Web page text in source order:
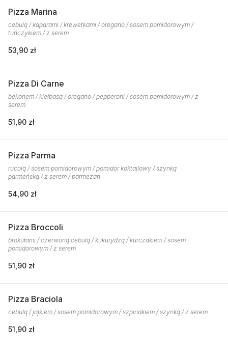
Pizza Marina
cebulą / kaparami / krewetkami / oregano / sosem pomidorowym /
tuńczykiem / z serem
53,90 zł
Pizza Di Carne
bekonem / kiełbasą / oregano / pepperoni / sosem pomidorowym / z
serem
51,90 zł
Pizza Parma
rucolą / sosem pomidorowym / pomidor koktajlowy / szynką
parmeńską / z serem / parmezan
54,90 zł
Pizza Broccoli
brokułami / czerwoną cebulą / kukurydzą / kurczakiem / sosem
pomidorowym / z serem
51,90 zł
Pizza Braciola
cebulą / jajkiem / sosem pomidorowym / szpinakiem / szynką / z serem
51,90 zł